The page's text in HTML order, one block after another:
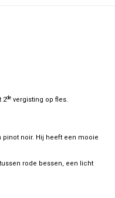
2de vergisting op fles.
pinot noir. Hij heeft een mooie
rode bessen, een licht